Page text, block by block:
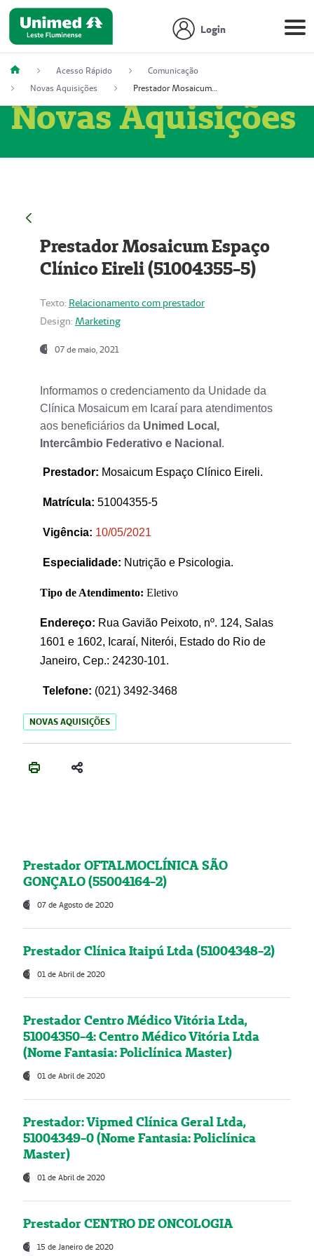
Login
Acesso Rápido
Comunicação
Novas Aquisições
Prestador Mosaicum Espaço Clínico Eireli (51004355-5)
Novas Aquisições
Prestador Mosaicum Espaço
Clínico Eireli (51004355-5)
Texto: Relacionamento com prestador
Design: Marketing
07 de maio, 2021
Informamos o credenciamento da Unidade da
Clínica Mosaicum em Icaraí para atendimentos
aos beneficiários da Unimed Local,
Intercâmbio Federativo e Nacional .
Prestador: Mosaicum Espaço Clínico Eireli.
Matrícula: 51004355-5
Vigência: 10/05/2021
Especialidade: Nutrição e Psicologia.
Tipo de Atendimento: Eletivo
Endereço: Rua Gavião Peixoto, nº. 124, Salas
1601 e 1602, Icaraí, Niterói, Estado do Rio de
Janeiro, Cep.: 24230-101.
Telefone: (021) 3492-3468
NOVAS AQUISIÇÕES
Prestador OFTALMOCLÍNICA SÃO
GONÇALO (55004164-2)
07 de Agosto de 2020
Prestador Clínica Itaipú Ltda (51004348-2)
01 de Abril de 2020
Prestador Centro Médico Vitória Ltda,
51004350-4: Centro Médico Vitória Ltda
(Nome Fantasia: Policlínica Master)
01 de Abril de 2020
Prestador: Vipmed Clínica Geral Ltda,
51004349-0 (Nome Fantasia: Policlínica
Master)
01 de Abril de 2020
Prestador CENTRO DE ONCOLOGIA
15 de Janeiro de 2020